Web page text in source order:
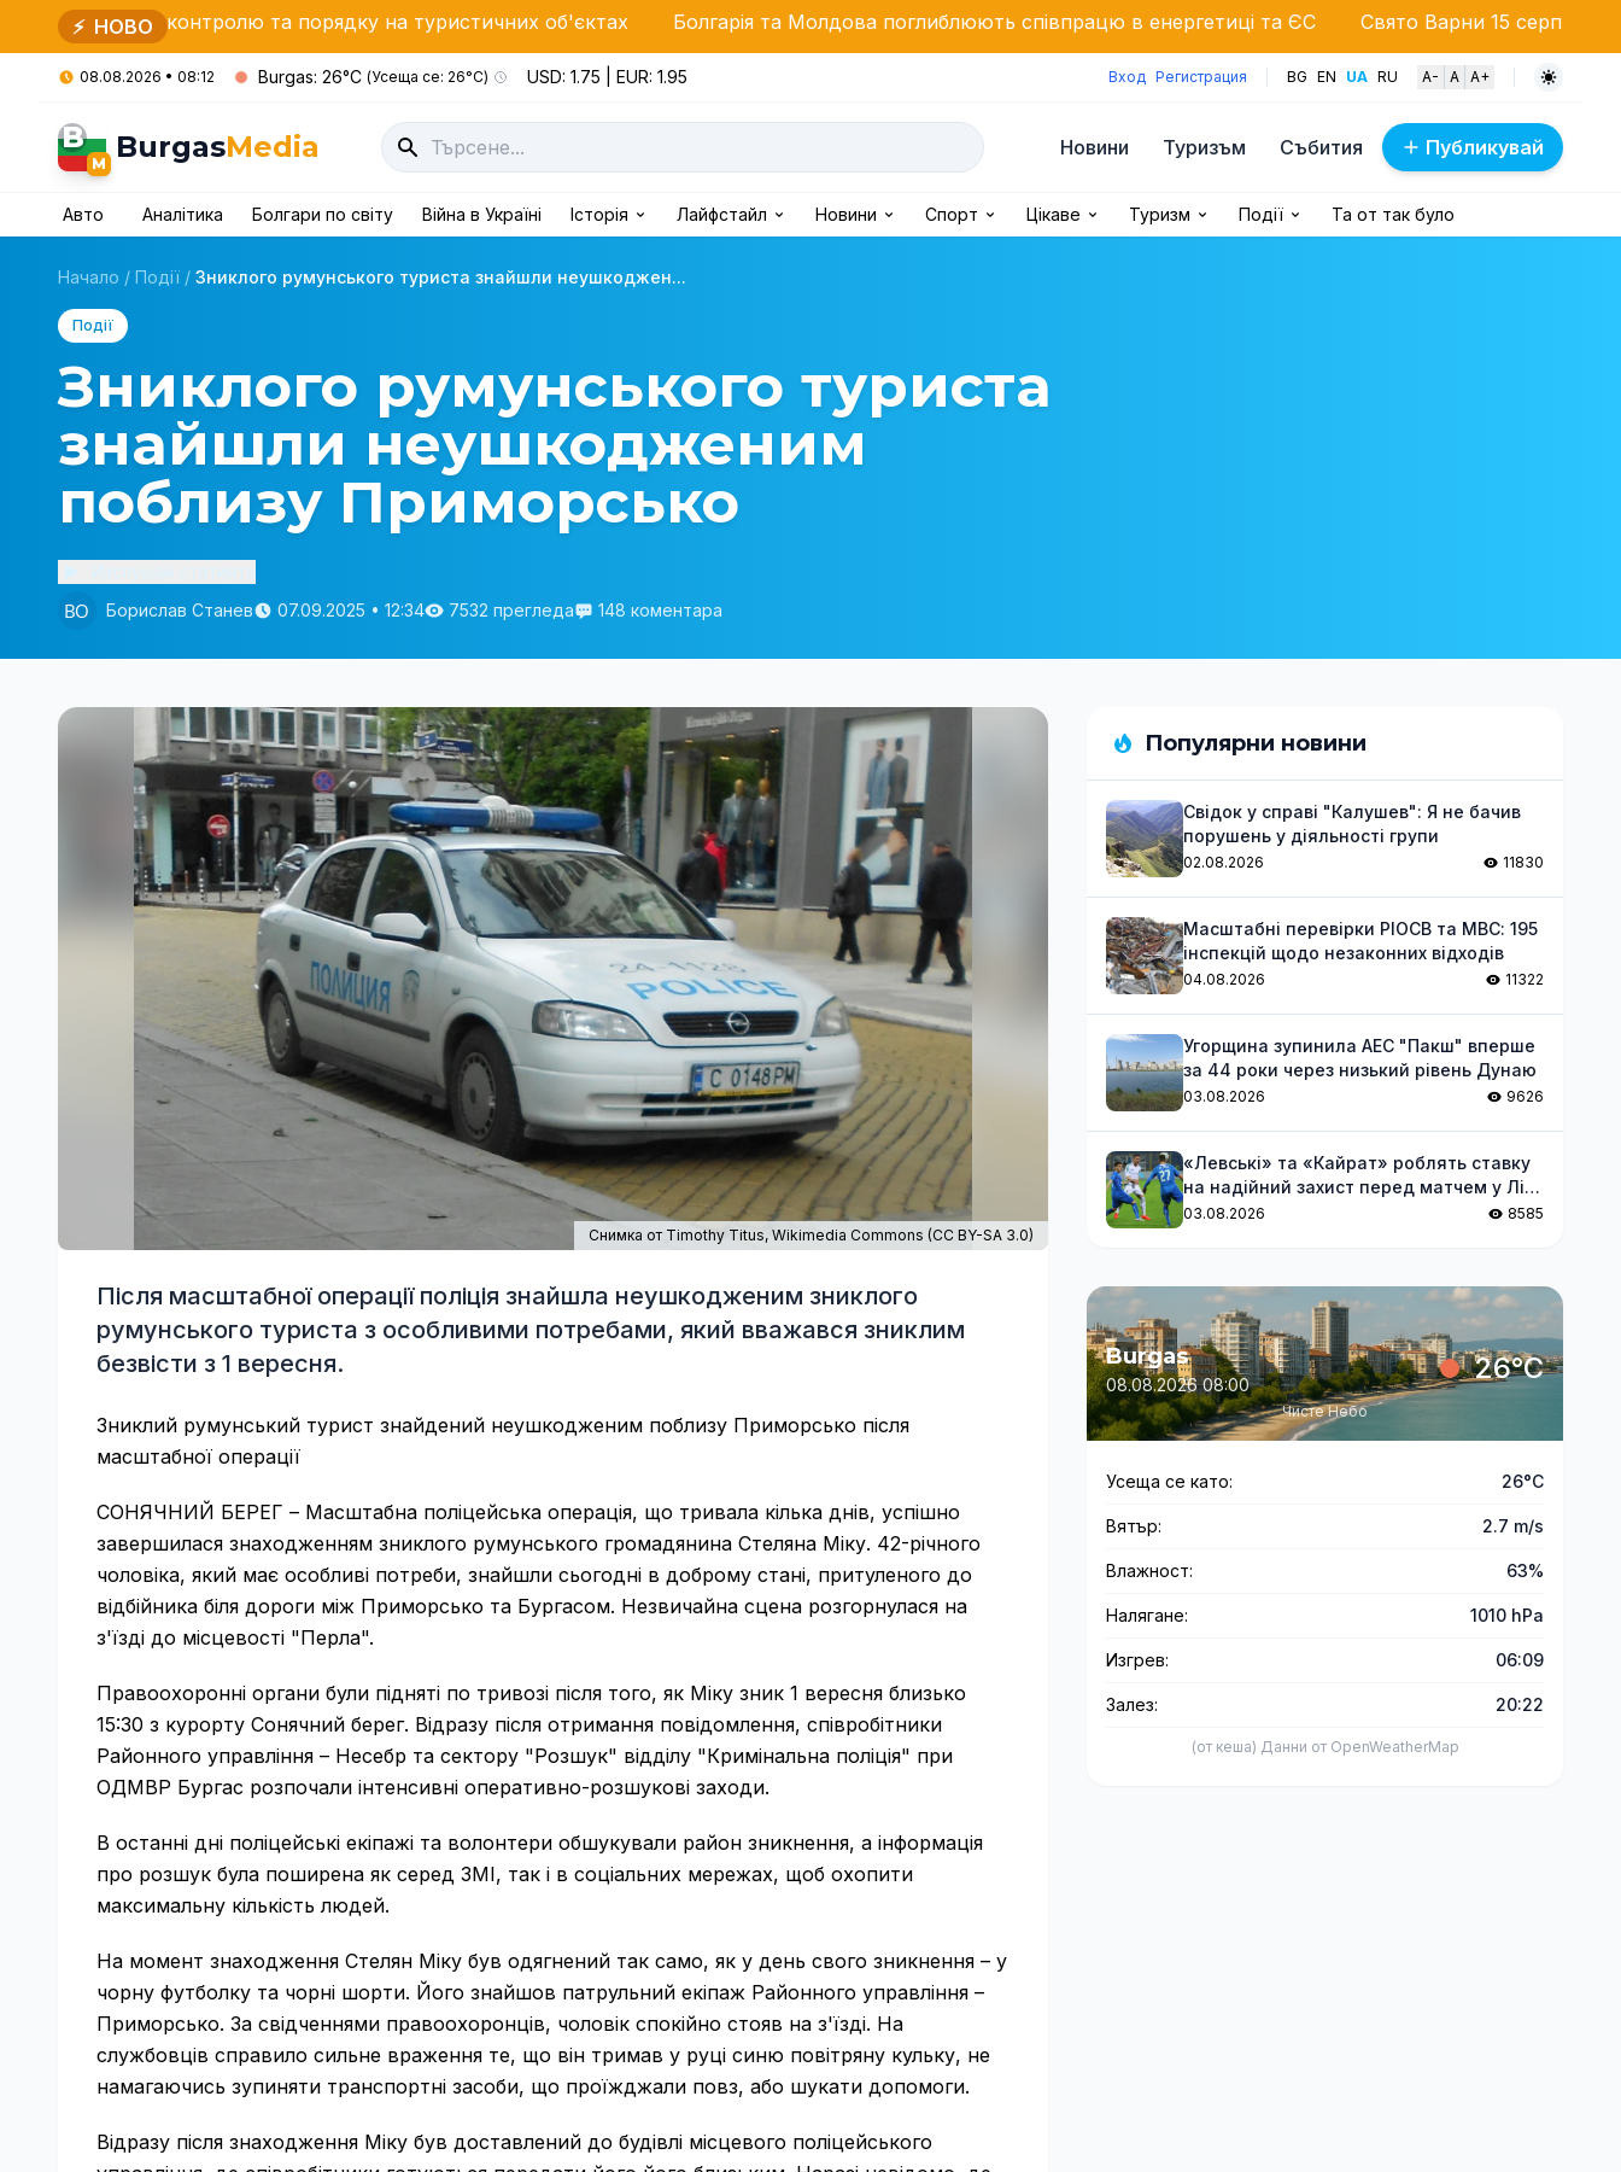
⚡ НОВО
та порядку на туристичних об'єктах Болгарія та Молдова поглиблюють співпрацю в енергетиці та ЄС Свято Варни 15 серпня: Дара та Орлін
08.08.2026 • 08:12 Burgas: 26°C (Усеща се: 26°C) USD: 1.75 | EUR: 1.95 Вход Регистрация BG EN UA RU A- A A+
B
M BurgasMedia Новини Туризъм Събития Публикувай
Авто Аналітика Болгари по світу Війна в Україні Історія Лайфстайл Новини Спорт Цікаве Туризм Події Та от так було
Начало / Події / Зниклого румунського туриста знайшли неушкоджен...
Події
Зниклого румунського туриста
знайшли неушкодженим
поблизу Приморсько
Борислав Станев
07.09.2025 • 12:34 7532 прегледа 148 коментара
Снимка от Timothy Titus,Wikimedia Commons (CC BY-SA 3.0)
Після масштабної операції поліція знайшла неушкодженим зниклого
румунського туриста з особливими потребами, який вважався зниклим
безвісти з 1 вересня.
Зниклий румунський турист знайдений неушкодженим поблизу Приморсько після
масштабної операції
СОНЯЧНИЙ БЕРЕГ – Масштабна поліцейська операція, що тривала кілька днів, успішно
завершилася знаходженням зниклого румунського громадянина Стеляна Міку. 42-річного
чоловіка, який має особливі потреби, знайшли сьогодні в доброму стані, притуленого до
відбійника біля дороги між Приморсько та Бургасом. Незвичайна сцена розгорнулася на
з'їзді до місцевості "Перла".
Правоохоронні органи були підняті по тривозі після того, як Міку зник 1 вересня близько
15:30 з курорту Сонячний берег. Відразу після отримання повідомлення, співробітники
Районного управління – Несебр та сектору "Розшук" відділу "Кримінальна поліція" при
ОДМВР Бургас розпочали інтенсивні оперативно-розшукові заходи.
В останні дні поліцейські екіпажі та волонтери обшукували район зникнення, а інформація
про розшук була поширена як серед ЗМІ, так і в соціальних мережах, щоб охопити
максимальну кількість людей.
На момент знаходження Стелян Міку був одягнений так само, як у день свого зникнення – у
чорну футболку та чорні шорти. Його знайшов патрульний екіпаж Районного управління –
Приморсько. За свідченнями правоохоронців, чоловік спокійно стояв на з'їзді. На
службовців справило сильне враження те, що він тримав у руці синю повітряну кульку, не
намагаючись зупиняти транспортні засоби, що проїжджали повз, або шукати допомоги.
Відразу після знаходження Міку був доставлений до будівлі місцевого поліцейського
Популярни новини
Свідок у справі "Калушев": Я не бачив
порушень у діяльності групи
02.08.2026 11830
Масштабні перевірки РІОСВ та МВС: 195
інспекцій щодо незаконних відходів
04.08.2026 11322
Угорщина зупинила АЕС "Пакш" вперше
за 44 роки через низький рівень Дунаю
03.08.2026 9626
«Левські» та «Кайрат» роблять ставку
на надійний захист перед матчем у Лізі
чемпіонів
03.08.2026 8585
Burgas
08.08.2026 08:00 26°C
Чисте Небо
Усеща се като: 26°C
Вятър: 2.7 m/s
Влажност: 63%
Налягане: 1010 hPa
Изгрев: 06:09
Залез: 20:22
(от кеша) Данни от OpenWeatherMap